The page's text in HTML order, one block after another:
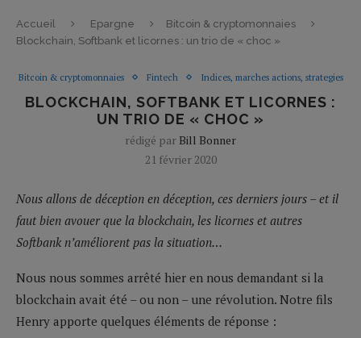
Accueil Epargne
Bitcoin & cryptomonnaies
Blockchain, Softbank et licornes : un trio de « choc »
Bitcoin & cryptomonnaies Fintech Indices, marches actions, strategies
BLOCKCHAIN, SOFTBANK ET LICORNES :
UN TRIO DE « CHOC »
rédigé par Bill Bonner
21 février 2020
Nous allons de déception en déception, ces derniers jours – et il
faut bien avouer que la blockchain, les licornes et autres
Softbank n’améliorent pas la situation…
Nous nous sommes arrêté hier en nous demandant si la
blockchain avait été – ou non – une révolution. Notre fils
Henry apporte quelques éléments de réponse :